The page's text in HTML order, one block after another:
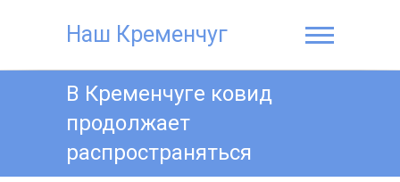
Наш Кременчуг
В Кременчуге ковид
продолжает
распространяться